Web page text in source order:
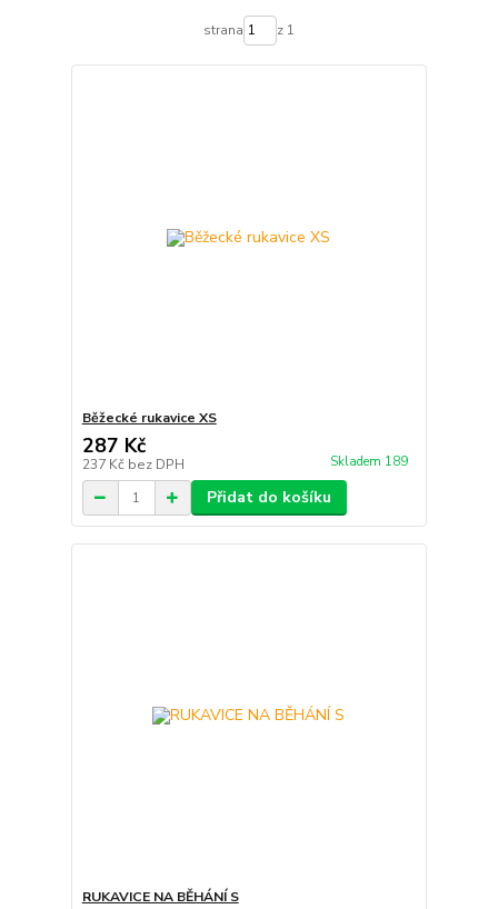
strana z 1
Běžecké rukavice XS
287 Kč
237 Kč bez DPH Skladem 189
Přidat do košíku
RUKAVICE NA BĚHÁNÍ S